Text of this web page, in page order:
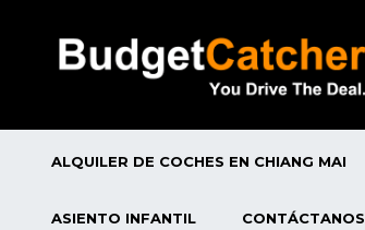
ALQUILER DE COCHES EN CHIANG MAI
ASIENTO INFANTIL CONTÁCTANOS